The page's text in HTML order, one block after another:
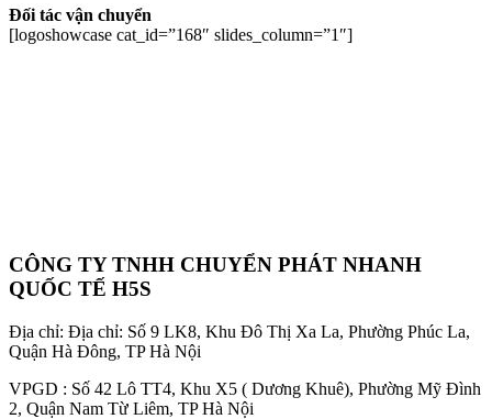
Đối tác vận chuyển
[logoshowcase cat_id=”168″ slides_column=”1″]
CÔNG TY TNHH CHUYỂN PHÁT NHANH
QUỐC TẾ H5S
Địa chỉ: Địa chỉ: Số 9 LK8, Khu Đô Thị Xa La, Phường Phúc La,
Quận Hà Đông, TP Hà Nội
VPGD : Số 42 Lô TT4, Khu X5 ( Dương Khuê), Phường Mỹ Đình
2, Quận Nam Từ Liêm, TP Hà Nội